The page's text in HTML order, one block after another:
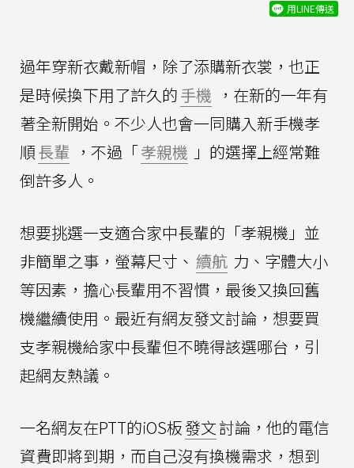
用LINE傳送
過年穿新衣戴新帽，除了添購新衣裳，也正
是時候換下用了許久的手機 ，在新的一年有
著全新開始。不少人也會一同購入新手機孝
順長輩 ，不過「孝親機 」的選擇上經常難
倒許多人。
想要挑選一支適合家中長輩的「孝親機」並
非簡單之事，螢幕尺寸、 續航 力、字體大小
等因素，擔心長輩用不習慣，最後又換回舊
機繼續使用。最近有網友發文討論，想要買
支孝親機給家中長輩但不曉得該選哪台，引
起網友熱議。
一名網友在PTT的iOS板發文討論，他的電信
資費即將到期，而自己沒有換機需求，想到